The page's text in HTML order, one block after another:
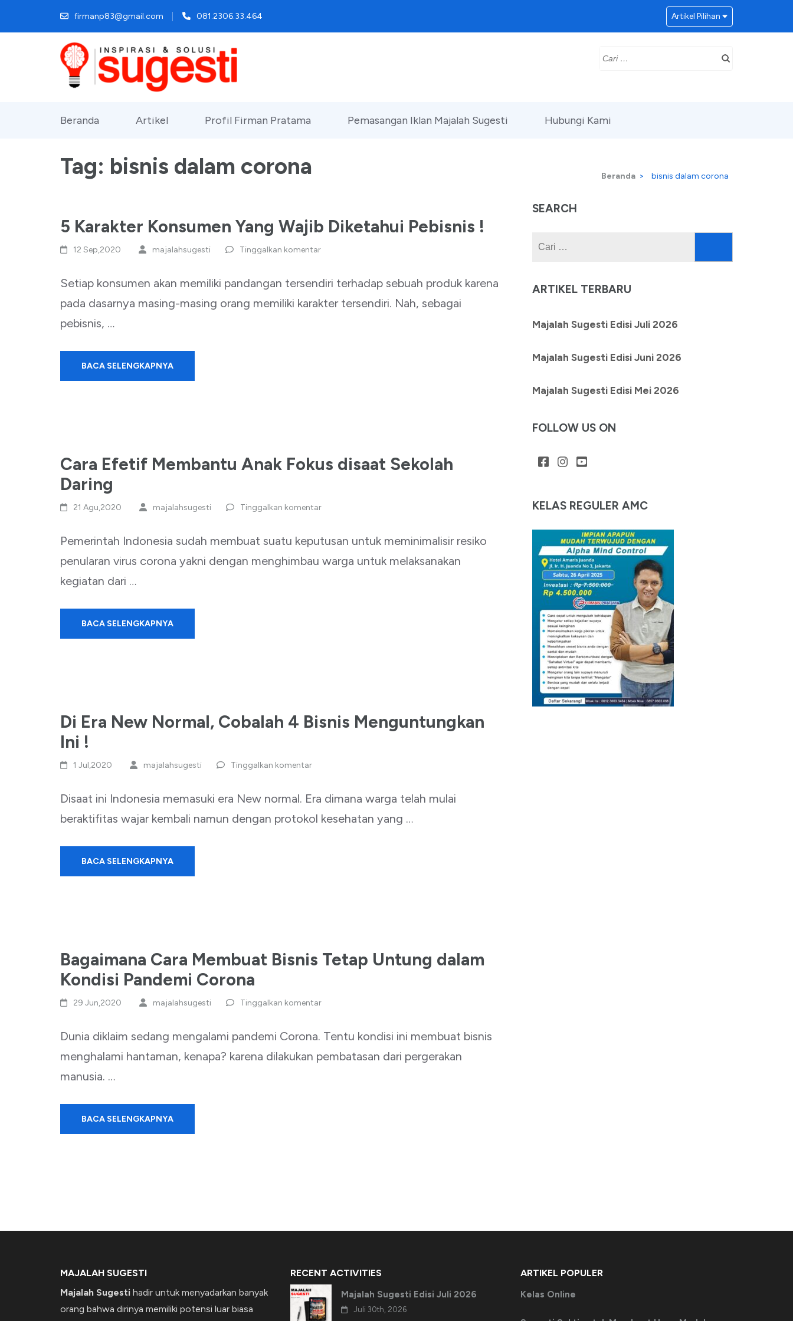
ke
firmanp83@gmail.com 081.2306.33.464 Artikel Pilihan
Cari
Beranda Artikel Profil Firman Pratama Pemasangan Iklan Majalah Sugesti Hubungi Kami
Tag: bisnis dalam corona Beranda > bisnis dalam corona
5 Karakter Konsumen Yang Wajib Diketahui Pebisnis !
12 Sep,2020 majalahsugesti Tinggalkan komentar
Setiap konsumen akan memiliki pandangan tersendiri terhadap sebuah produk karena
pada dasarnya masing-masing orang memiliki karakter tersendiri. Nah, sebagai
pebisnis, …
BACA SELENGKAPNYA
Cara Efetif Membantu Anak Fokus disaat Sekolah
Daring
21 Agu,2020 majalahsugesti Tinggalkan komentar
Pemerintah Indonesia sudah membuat suatu keputusan untuk meminimalisir resiko
penularan virus corona yakni dengan menghimbau warga untuk melaksanakan
kegiatan dari …
BACA SELENGKAPNYA
Di Era New Normal, Cobalah 4 Bisnis Menguntungkan
Ini !
1 Jul,2020 majalahsugesti Tinggalkan komentar
Disaat ini Indonesia memasuki era New normal. Era dimana warga telah mulai
beraktifitas wajar kembali namun dengan protokol kesehatan yang …
BACA SELENGKAPNYA
Bagaimana Cara Membuat Bisnis Tetap Untung dalam
Kondisi Pandemi Corona
29 Jun,2020 majalahsugesti Tinggalkan komentar
Dunia diklaim sedang mengalami pandemi Corona. Tentu kondisi ini membuat bisnis
menghalami hantaman, kenapa? karena dilakukan pembatasan dari pergerakan
manusia. …
BACA SELENGKAPNYA
SEARCH
untuk:
ARTIKEL TERBARU
Majalah Sugesti Edisi Juli 2026
Majalah Sugesti Edisi Juni 2026
Majalah Sugesti Edisi Mei 2026
FOLLOW US ON
KELAS REGULER AMC
MAJALAH SUGESTI
Majalah Sugesti hadir untuk menyadarkan banyak
orang bahwa dirinya memiliki potensi luar biasa
RECENT ACTIVITIES
Majalah Sugesti Edisi Juli 2026
Juli 30th, 2026
ARTIKEL POPULER
Kelas Online